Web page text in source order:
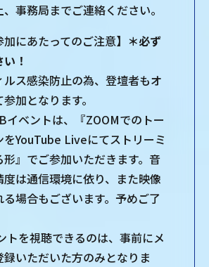
事務局までご連絡ください。
加にあたってのご注意】 ＊必ず
！
ルス感染防止の為、登壇者もオ
加となります。
イベントは、『ZOOMでのトー
をYouTube Liveにてストリーミ
形』でご参加いただきます。音
は通信環境に依り、また映像
場合もございます。予めご了
トを視聴できるのは、事前にメ
録いただいた方のみとなりま